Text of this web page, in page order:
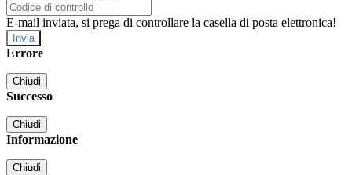
E-mail inviata, si prega di controllare la casella di posta elettronica!
Errore
Chiudi
Successo
Chiudi
Informazione
Chiudi